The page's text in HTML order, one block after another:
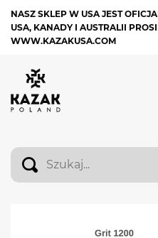
NASZ SKLEP W USA JEST
USA, KANADY I AUSTRALII
WWW.KAZAKUSA.COM